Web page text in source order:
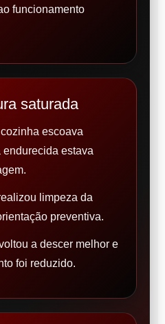
funcionamento
saturada
escoava
estava
limpeza da
preventiva.
a descer melhor e
foi reduzido.